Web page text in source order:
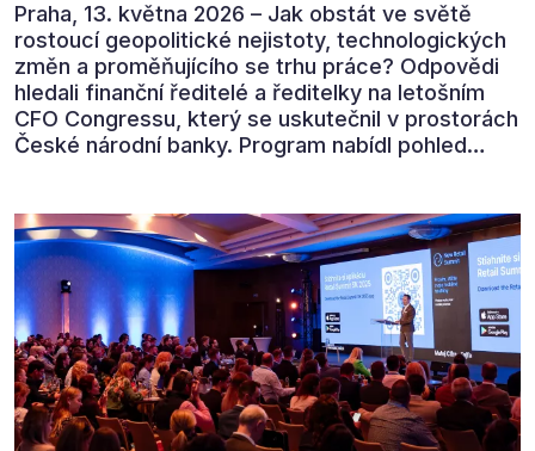
Praha, 13. května 2026 – Jak obstát ve světě
rostoucí geopolitické nejistoty, technologických
změn a proměňujícího se trhu práce? Odpovědi
hledali finanční ředitelé a ředitelky na letošním
CFO Congressu, který se uskutečnil v prostorách
České národní banky. Program nabídl pohled
automatizaci, leadership i budoucnost role CFO.